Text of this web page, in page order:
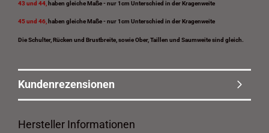
43 und 44, haben gleiche Maße - nur 1cm Unterschied in der Kragenweite
45 und 46, haben gleiche Maße - nur 1cm Unterschied in der Kragenweite
Die Schulter, Rücken und Brustbreite, sowie Ober, Taillen und Saumweite sind gleich.
Kundenrezensionen
Hersteller Informationen